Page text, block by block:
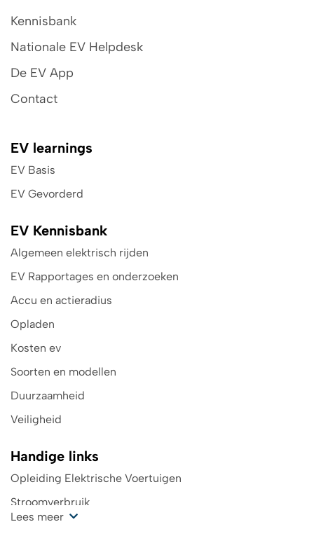
Kennisbank
Nationale EV Helpdesk
De EV App
Contact
EV learnings
EV Basis
EV Gevorderd
EV Kennisbank
Algemeen elektrisch rijden
EV Rapportages en onderzoeken
Accu en actieradius
Opladen
Kosten ev
Soorten en modellen
Duurzaamheid
Veiligheid
Handige links
Opleiding Elektrische Voertuigen
Stroomverbruik
Lees meer